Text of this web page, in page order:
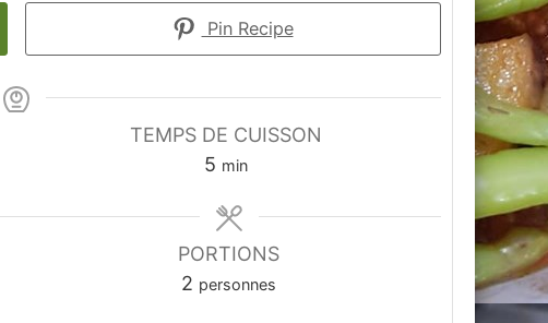
Pin Recipe
TEMPS DE CUISSON
5 minutes
min
PORTIONS
2 personnes